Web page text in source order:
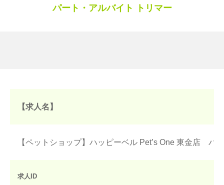
パート・アルバイト トリマー
【求人名】
【ペットショップ】ハッピーベル Pet’s One 東金店 パ
求人ID
求人一覧